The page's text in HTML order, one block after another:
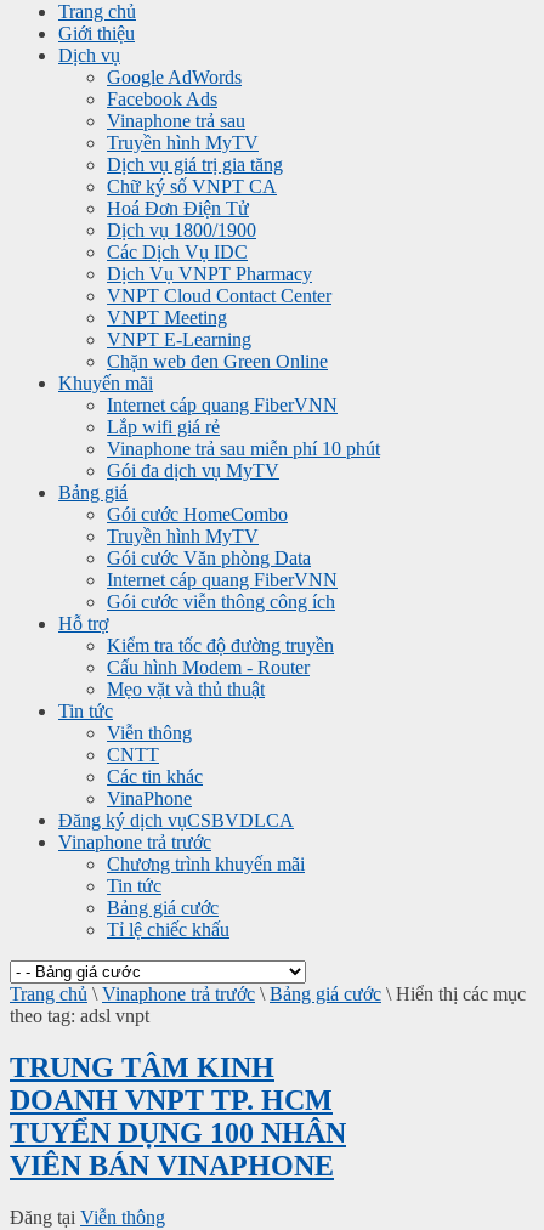
Trang chủ
Giới thiệu
Dịch vụ
Google AdWords
Facebook Ads
Vinaphone trả sau
Truyền hình MyTV
Dịch vụ giá trị gia tăng
Chữ ký số VNPT CA
Hoá Đơn Điện Tử
Dịch vụ 1800/1900
Các Dịch Vụ IDC
Dịch Vụ VNPT Pharmacy
VNPT Cloud Contact Center
VNPT Meeting
VNPT E-Learning
Chặn web đen Green Online
Khuyến mãi
Internet cáp quang FiberVNN
Lắp wifi giá rẻ
Vinaphone trả sau miễn phí 10 phút
Gói đa dịch vụ MyTV
Bảng giá
Gói cước HomeCombo
Truyền hình MyTV
Gói cước Văn phòng Data
Internet cáp quang FiberVNN
Gói cước viễn thông công ích
Hỗ trợ
Kiểm tra tốc độ đường truyền
Cấu hình Modem - Router
Mẹo vặt và thủ thuật
Tin tức
Viễn thông
CNTT
Các tin khác
VinaPhone
Đăng ký dịch vụCSBVDLCA
Vinaphone trả trước
Chương trình khuyến mãi
Tin tức
Bảng giá cước
Tỉ lệ chiếc khấu
Trang chủ \ Vinaphone trả trước \ Bảng giá cước \ Hiển thị các mục
theo tag: adsl vnpt
TRUNG TÂM KINH
DOANH VNPT TP. HCM
TUYỂN DỤNG 100 NHÂN
VIÊN BÁN VINAPHONE
Đăng tại Viễn thông